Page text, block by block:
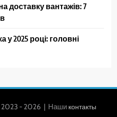
доставку вантажів: 7
у 2025 році: головні
2023 - 2026 | Наши контакты